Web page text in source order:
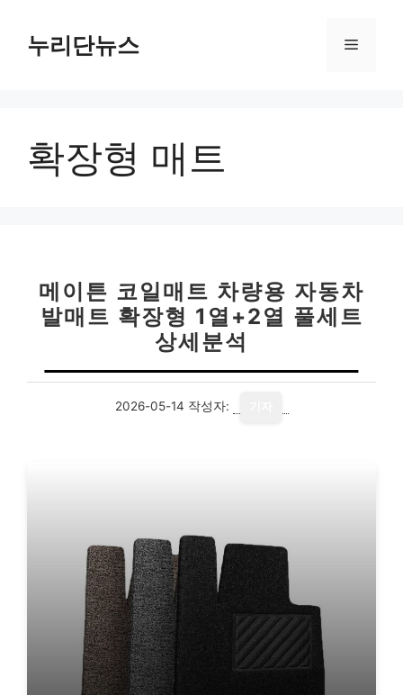
누리단뉴스 메
확장형 매트
메이튼 코일매트 차량용 자동차
발매트 확장형 1열+2열 풀세트
상세분석
2026-05-14 작성자: